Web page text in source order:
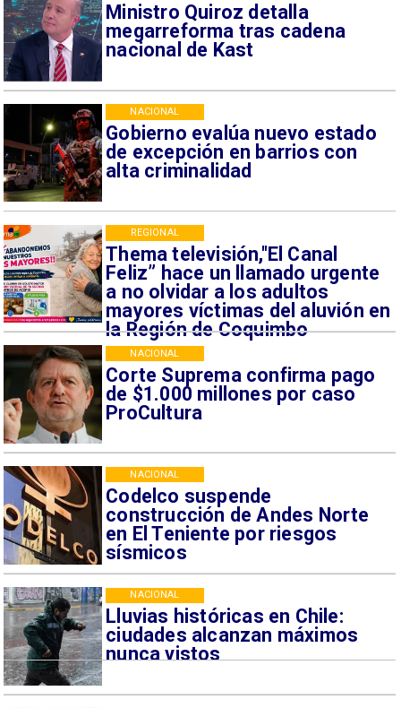
Ministro Quiroz detalla
megarreforma tras cadena
nacional de Kast
Gobierno evalúa nuevo estado
de excepción en barrios con
alta criminalidad
NACIONAL
Thema televisión,"El Canal
Feliz” hace un llamado urgente
a no olvidar a los adultos
mayores víctimas del aluvión en
la Región de Coquimbo
REGIONAL
Corte Suprema confirma pago
de $1.000 millones por caso
ProCultura
NACIONAL
Codelco suspende
construcción de Andes Norte
en El Teniente por riesgos
sísmicos
NACIONAL
Lluvias históricas en Chile:
ciudades alcanzan máximos
nunca vistos
NACIONAL